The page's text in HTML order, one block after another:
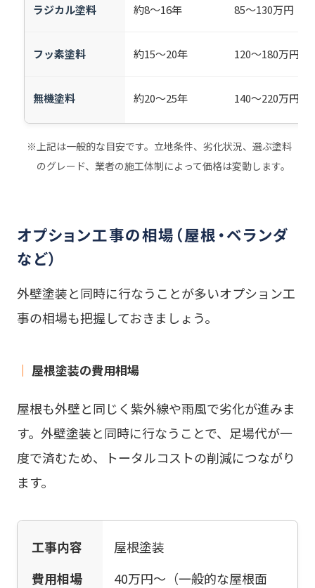
ラジカル塗料 約8〜16年 85〜130万円
フッ素塗料 約15〜20年 120〜180万円
無機塗料 約20〜25年 140〜220万円
※上記は一般的な目安です。立地条件、劣化状況、選ぶ塗料
のグレード、業者の施工体制によって価格は変動します。
オプション工事の相場（屋根・ベランダ
など）
外壁塗装と同時に行なうことが多いオプション工
事の相場も把握しておきましょう。
｜ 屋根塗装の費用相場
屋根も外壁と同じく紫外線や雨風で劣化が進みま
す。外壁塗装と同時に行なうことで、足場代が一
度で済むため、トータルコストの削減につながり
ます。
工事内容
屋根塗装
費用相場
40万円〜（一般的な屋根面